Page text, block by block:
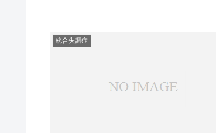
統合失調症